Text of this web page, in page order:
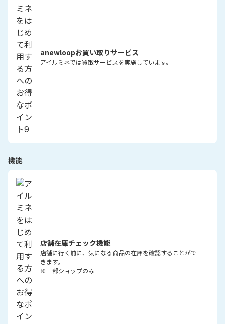
anewloopお買い取りサービス
アイルミネでは買取サービスを実施しています。
機能
店舗在庫チェック機能
店舗に行く前に、気になる商品の在庫を確認することがで
きます。
※一部ショップのみ